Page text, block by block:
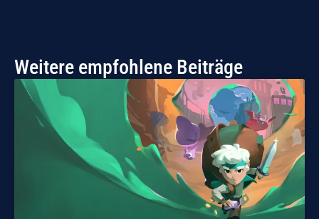
Weitere empfohlene Beiträge